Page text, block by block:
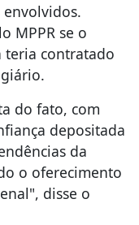
envolvidos.
MPPR se o
teria contratado
do fato, com
depositada
da
o oferecimento
disse o